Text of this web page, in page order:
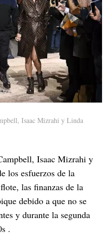
Isaac Mizrahi y Linda
Isaac Mizrahi y
los esfuerzos de la
las finanzas de la
debido a que no se
y durante la segunda
.